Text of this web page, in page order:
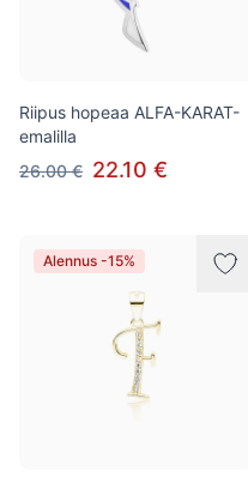
Riipus hopeaa ALFA-KARAT-
emalilla
26.00 € 22.10 €
Alennus -15%